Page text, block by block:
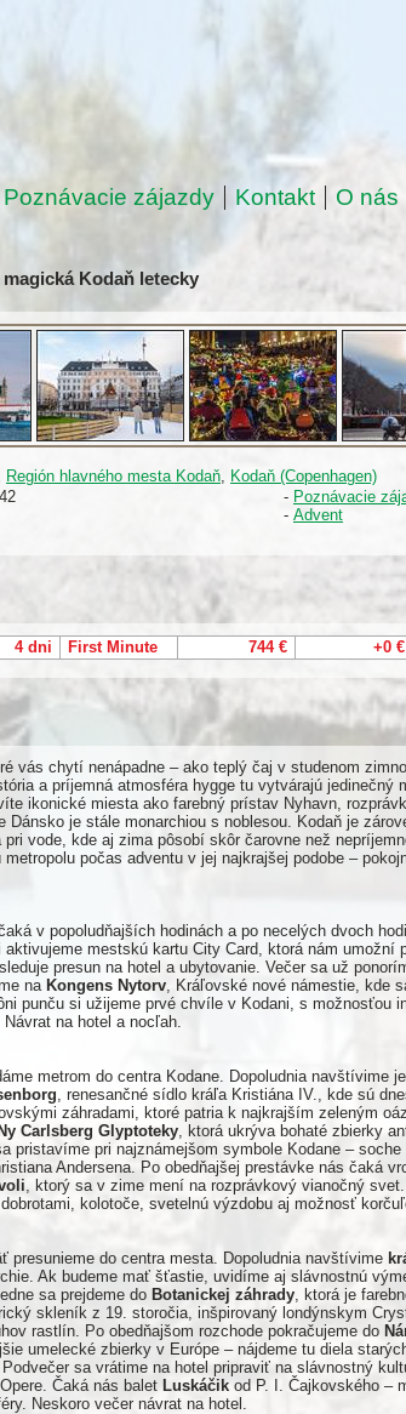
Poznávacie zájazdy Kontakt O nás
Kodaň letecky
Región hlavného mesta Kodaň, Kodaň (Copenhagen)
- Poznávacie
- Advent
4 dni First Minute 744 € +0 €
vás chytí nenápadne – ako teplý čaj v studenom
a príjemná atmosféra hygge tu vytvárajú jedinečný
ikonické miesta ako farebný prístav Nyhavn,
Dánsko je stále monarchiou s noblesou. Kodaň je
vode, kde aj zima pôsobí skôr čarovne než
počas adventu v jej najkrajšej podobe –
v popoludňajších hodinách a po necelých dvoch
aktivujeme mestskú kartu City Card, ktorá nám umožní
presun na hotel a ubytovanie. Večer sa už
na Kongens Nytorv, Kráľovské nové námestie, kde
punču si užijeme prvé chvíle v Kodani, s možnosťou
na hotel a nocľah.
metrom do centra Kodane. Dopoludnia navštívime
, renesančné sídlo kráľa Kristiána IV., kde sú
záhradami, ktoré patria k najkrajším zeleným
Ny Carlsberg Glyptoteky, ktorá ukrýva bohaté zbierky
pristavíme pri najznámejšom symbole Kodane – soche
Andersena. Po obedňajšej prestávke nás čaká
, ktorý sa v zime mení na rozprávkový vianočný
kolotoče, svetelnú výzdobu aj možnosť
presunieme do centra mesta. Dopoludnia navštívime
Ak budeme mať šťastie, uvidíme aj slávnostnú
sa prejdeme do Botanickej záhrady, ktorá je
skleník z 19. storočia, inšpirovaný londýnskym
rastlín. Po obedňajšom rozchode pokračujeme do
umelecké zbierky v Európe – nájdeme tu diela
sa vrátime na hotel pripraviť na slávnostný
Čaká nás balet Luskáčik od P. I. Čajkovského –
Neskoro večer návrat na hotel.